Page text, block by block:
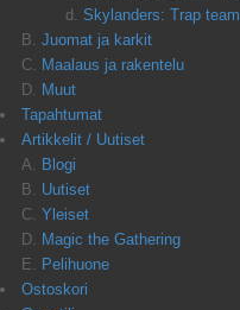
Skylanders: Trap team
Juomat ja karkit
Maalaus ja rakentelu
Muut
Tapahtumat
Artikkelit / Uutiset
Blogi
Uutiset
Yleiset
Magic the Gathering
Pelihuone
Ostoskori